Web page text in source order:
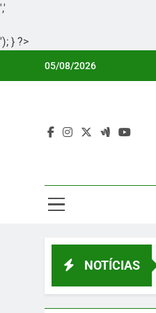
','
'); } ?>
05/08/2026
NOTÍCIAS